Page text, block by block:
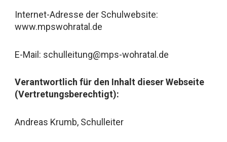
Internet-Adresse der Schulwebsite:
www.mpswohratal.de
E-Mail: schulleitung@mps-wohratal.de
Verantwortlich für den Inhalt dieser Webseite
(Vertretungsberechtigt):
Andreas Krumb, Schulleiter